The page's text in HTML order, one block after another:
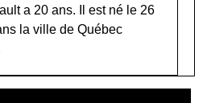
a 20 ans. Il est né le 26
la ville de Québec